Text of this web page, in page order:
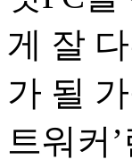
게 잘
가 될
트워커